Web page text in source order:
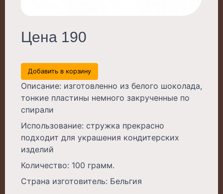
Цена 190
Добавить в корзину
Описание: изготовленно из белого шоколада,
тонкие пластины немного закрученные по
спирали
Использование: стружка прекрасно
подходит для украшения кондитерских
изделий
Количество: 100 грамм.
Страна изготовитель: Бельгия